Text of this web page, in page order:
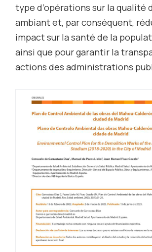
type d’opérations sur la qualité
ambiant et, par conséquent,
impact sur la santé de la
ainsi que pour garantir la
actions des administrations